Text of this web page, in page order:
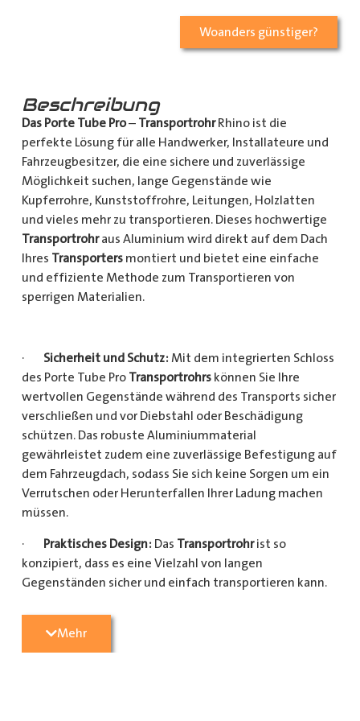
Woanders günstiger?
Beschreibung
Das Porte Tube Pro– TransportrohrRhino ist die
perfekte Lösung für alle Handwerker, Installateure und
Fahrzeugbesitzer, die eine sichere und zuverlässige
Möglichkeit suchen, lange Gegenstände wie
Kupferrohre, Kunststoffrohre, Leitungen, Holzlatten
und vieles mehr zu transportieren. Dieses hochwertige
Transportrohraus Aluminium wird direkt auf dem Dach
Ihres Transportersmontiert und bietet eine einfache
und effiziente Methode zum Transportieren von
sperrigen Materialien.
· Sicherheit und Schutz: Mit dem integrierten Schloss
des Porte Tube Pro Transportrohrskönnen Sie Ihre
wertvollen Gegenstände während des Transports sicher
verschließen und vor Diebstahl oder Beschädigung
schützen. Das robuste Aluminiummaterial
gewährleistet zudem eine zuverlässige Befestigung auf
dem Fahrzeugdach, sodass Sie sich keine Sorgen um ein
Verrutschen oder Herunterfallen Ihrer Ladung machen
müssen.
· Praktisches Design: Das Transportrohrist so
konzipiert, dass es eine Vielzahl von langen
Gegenständen sicher und einfach transportieren kann.
Kunststoffrohre für den Sanitärbereich oder Holzlatten
für den Bau benötigen, dieses
Mehr